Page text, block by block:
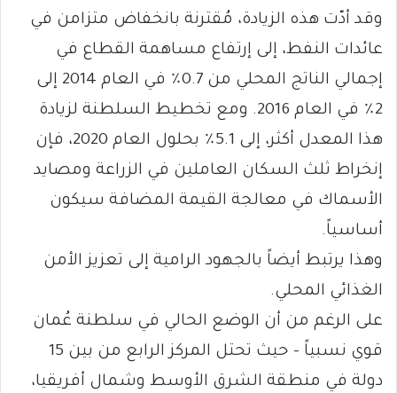
وقد أدّت هذه الزيادة، مُقترنة بانخفاض متزامن في
عائدات النفط، إلى إرتفاع مساهمة القطاع في
إجمالي الناتج المحلي من 0.7٪ في العام 2014 إلى
2٪ في العام 2016. ومع تخطيط السلطنة لزيادة
هذا المعدل أكثر، إلى 5.1٪ بحلول العام 2020، فإن
إنخراط ثلث السكان العاملين في الزراعة ومصايد
الأسماك في معالجة القيمة المضافة سيكون
أساسياً.
وهذا يرتبط أيضاً بالجهود الرامية إلى تعزيز الأمن
الغذائي المحلي.
على الرغم من أن الوضع الحالي في سلطنة عُمان
قوي نسبياً – حيث تحتل المركز الرابع من بين 15
دولة في منطقة الشرق الأوسط وشمال أفريقيا،